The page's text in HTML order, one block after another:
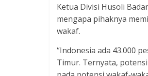
Ketua Divisi Husoli
mengapa pihaknya
wakaf.
“Indonesia ada 43.000
Timur. Ternyata,